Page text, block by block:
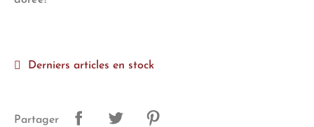
Derniers articles en stock
Partager